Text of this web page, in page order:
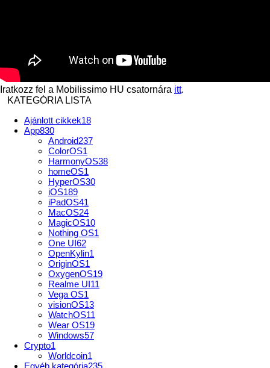
Iratkozz fel a Mobilissimo HU csatornára itt.
KATEGÓRIA LISTA
Ajánlott cikkek18
App830
Android237
ColorOS1
HarmonyOS38
homeOS1
HyperOS30
iOS189
iPadOS41
MacOS24
MagicOS10
Nothing OS1
One UI62
OpenKylin1
OriginOS1
OxygenOS19
Realme UI11
Vega OS1
visionOS13
WatchOS11
Wear OS19
Windows57
Crypto1
Worldcoin1